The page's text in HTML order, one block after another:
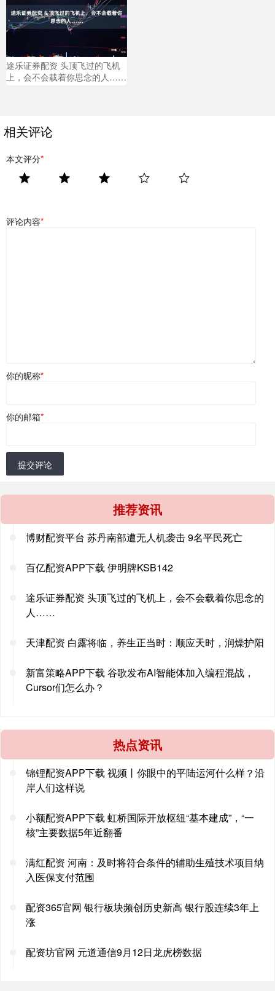
途乐证券配资 头顶飞过的飞机
上，会不会载着你思念的人……
相关评论
本文评分*
评论内容*
你的昵称*
你的邮箱*
提交评论
推荐资讯
博财配资平台 苏丹南部遭无人机袭击 9名平民死亡
百亿配资APP下载 伊明牌KSB142
途乐证券配资 头顶飞过的飞机上，会不会载着你思念的
人……
天津配资 白露将临，养生正当时：顺应天时，润燥护阳
新富策略APP下载 谷歌发布AI智能体加入编程混战，
Cursor们怎么办？
热点资讯
锦锂配资APP下载 视频丨你眼中的平陆运河什么样？沿
岸人们这样说
小额配资APP下载 虹桥国际开放枢纽“基本建成”，“一
核”主要数据5年近翻番
满红配资 ​河南：及时将符合条件的辅助生殖技术项目纳
入医保支付范围
配资365官网 银行板块频创历史新高 银行股连续3年上
涨
配资坊官网 元道通信9月12日龙虎榜数据